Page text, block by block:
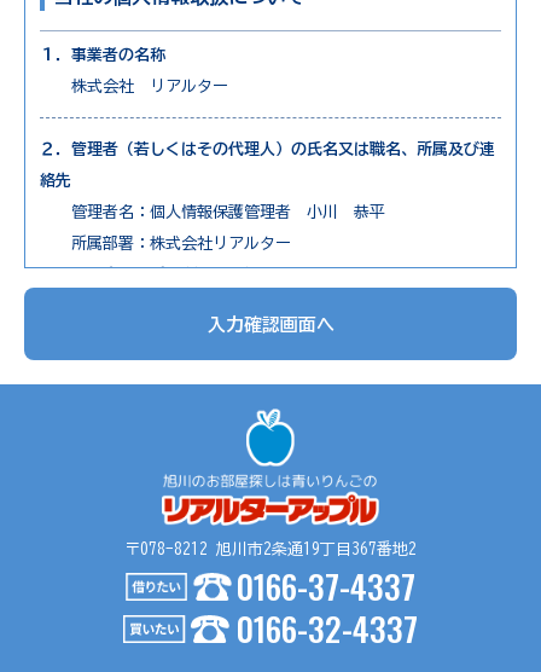
１．事業者の名称
株式会社 リアルター
２．管理者（若しくはその代理人）の氏名又は職名、所属及び連
絡先
管理者名：個人情報保護管理者 小川 恭平
所属部署：株式会社リアルター
３．個人情報の利用目的
4. お問合せやご質問の受付と回答
5. お客様にとって有用と思われる情報の提供
6. サービス内容の分析、向上
４．個人情報の第三者提供
お問い合わせ内容が不動産の賃貸仲介・売買仲介の場合、以
入力確認画面へ
〒078-8212 旭川市2条通19丁目367番地2
0166-37-4337
0166-32-4337